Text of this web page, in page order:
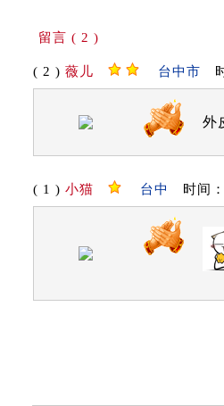
留言 ( 2 )
( 2 ) 薇儿 台中市
外
( 1 ) 小猫 台中 时间